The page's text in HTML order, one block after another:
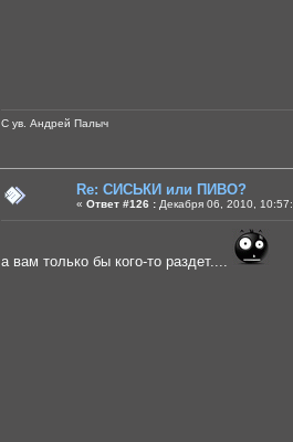
С ув. Андрей Палыч
Re: СИСЬКИ или ПИВО?
« Ответ #126 : Декабря 06, 2010,
а вам только бы кого-то раздет....